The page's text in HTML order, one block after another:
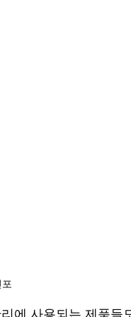
에 사용되는 제품들